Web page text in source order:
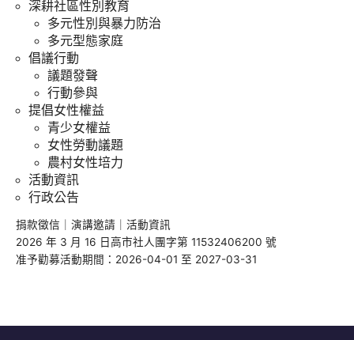
深耕社區性別教育
多元性別與暴力防治
多元型態家庭
倡議行動
議題發聲
行動參與
提倡女性權益
青少女權益
女性勞動議題
農村女性培力
活動資訊
行政公告
捐款徵信 ｜ 演講邀請 ｜ 活動資訊
2026 年 3 月 16 日高市社人團字第 11532406200 號
准予勸募活動期間：2026-04-01 至 2027-03-31